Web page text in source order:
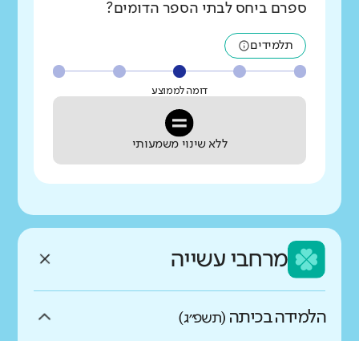
ספרם ביחס לבתי הספר הדומים?
תלמידים
דומה לממוצע
ללא שינוי משמעותי
מרחבי עשייה
הלמידה בכיתה (תשפ״ג)